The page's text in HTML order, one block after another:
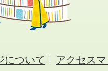
について アクセス